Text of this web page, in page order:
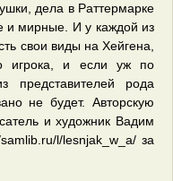
дела в Раттермарке
и мирные. И у каждой из
свои виды на Хейгена,
игрока, и если уж по
представителей рода
не будет. Авторскую
и художник Вадим
l/lesnjak_w_a/ за